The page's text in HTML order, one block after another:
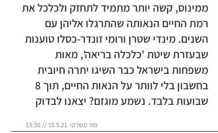
ממינוס, קשה יותר מתמיד לתחזק ולכלכל את
רמת החיים הנאותה שהתרגלו אליהן עם
השנים. מינדי שטרן ורומי זונדר-כסלו טוענות
שבעזרת שיטת 'כלכלה בריאה', מאות
משפחות בישראל כבר השיגו יתרה חיובית
בחשבון בלי לוותר על הנאות החיים, תוך 8
שבועות בלבד. נשמע מוגזם? יצאנו לבדוק
מור משרקי 15.5.21 // 13:30